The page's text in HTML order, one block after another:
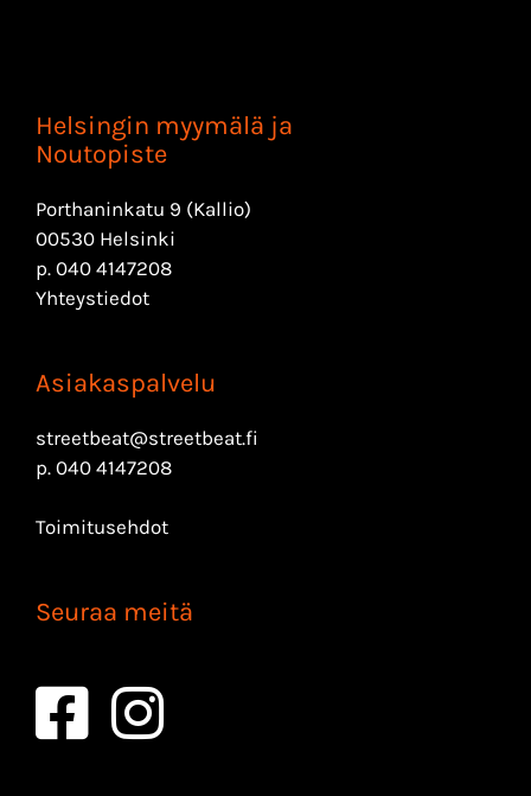
Helsingin myymälä ja
Noutopiste
Porthaninkatu 9 (Kallio)
00530 Helsinki
p. 040 4147208
Yhteystiedot
Asiakaspalvelu
streetbeat@streetbeat.fi
p. 040 4147208
Toimitusehdot
Seuraa meitä